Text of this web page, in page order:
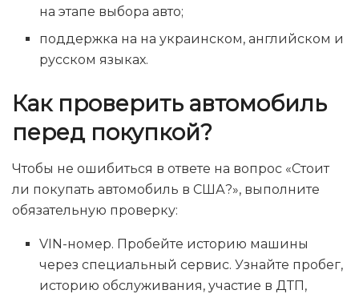
на этапе выбора авто;
поддержка на на украинском, английском и
русском языках.
Как проверить автомобиль
перед покупкой?
Чтобы не ошибиться в ответе на вопрос «Стоит
ли покупать автомобиль в США?», выполните
обязательную проверку:
VIN-номер. Пробейте историю машины
через специальный сервис. Узнайте пробег,
историю обслуживания, участие в ДТП,